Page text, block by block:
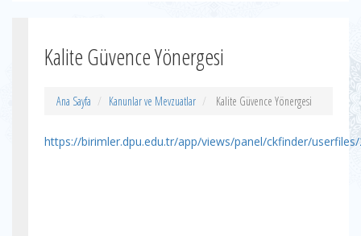
Kalite Güvence Yönergesi
Ana Sayfa Kanunlar ve Mevzuatlar Kalite Güvence Yönergesi
https://birimler.dpu.edu.tr/app/views/panel/ckfinder/